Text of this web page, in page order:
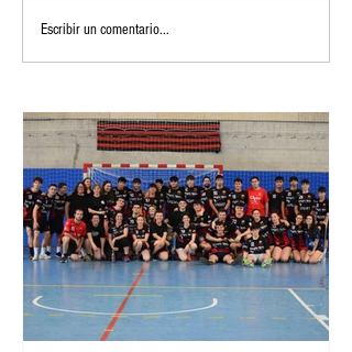
Escribir un comentario...